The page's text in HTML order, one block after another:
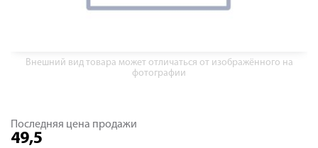
Внешний вид товара может отличаться от изображённого на
фотографии
Последняя цена продажи
49,5